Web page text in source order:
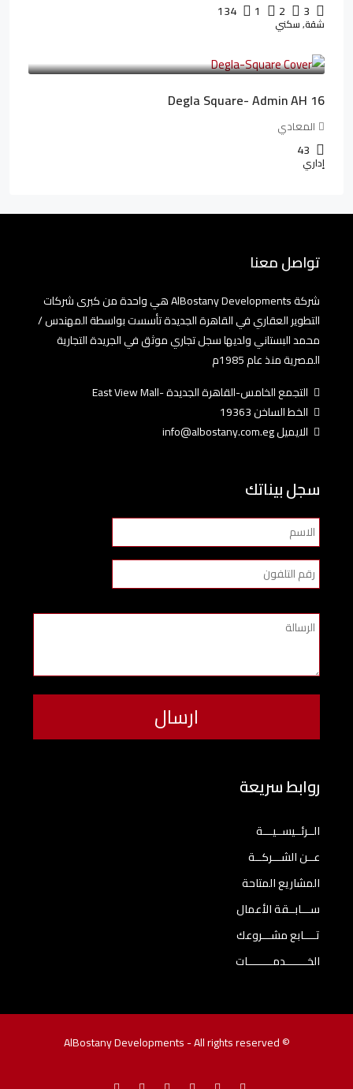
3
2
1
134
شقة, سكني
3,010,000LE
Degla Square- Admin AH 16
المعادي
43
إداري
تواصل معنا
شركة AlBostany Developments هي واحدة من كبرى شركات
التطوير العقاري في القاهرة الجديدة تأسست بواسطة المهندس /
محمد البستاني ولديها سجل تجاري موثق في الجريدة التجارية
المصرية منذ عام 1985م
التجمع الخامس-القاهرة الجديدة -East View Mall
الخط الساخن 19363
الايميل info@albostany.com.eg
سجل بيناتك
روابط سريعة
الــرئــيســيـــة
عــن الشـــركــة
المشاريع المتاحة
ســـابــقة الأعمال
تــــابع مشـــروعك
الخـــــــدمــــــــات
© AlBostany Developments - All rights reserved